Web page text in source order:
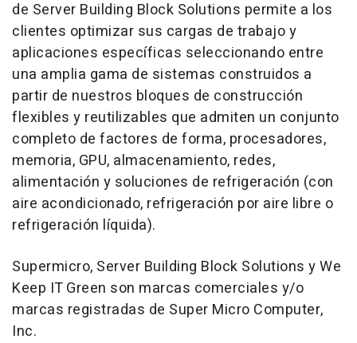
de Server Building Block Solutions permite a los
clientes optimizar sus cargas de trabajo y
aplicaciones específicas seleccionando entre
una amplia gama de sistemas construidos a
partir de nuestros bloques de construcción
flexibles y reutilizables que admiten un conjunto
completo de factores de forma, procesadores,
memoria, GPU, almacenamiento, redes,
alimentación y soluciones de refrigeración (con
aire acondicionado, refrigeración por aire libre o
refrigeración líquida).
Supermicro, Server Building Block Solutions y We
Keep IT Green son marcas comerciales y/o
marcas registradas de Super Micro Computer,
Inc.